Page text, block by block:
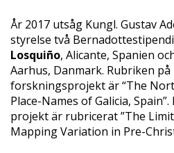
År 2017 utsåg Kungl. Gustav
styrelse två
Losquiño, Alicante, Spanien
Aarhus, Danmark. Rubriken
forskningsprojekt är “The
Place-Names of Galicia,
projekt är rubricerat ”The
Mapping Variation in Pre-